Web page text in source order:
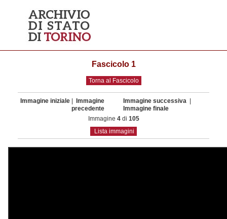
Fascicolo 1
Torna al Fascicolo
Immagine iniziale
Immagine
precedente
Immagine successiva
Immagine finale
Immagine 4di 105
Lista immagini